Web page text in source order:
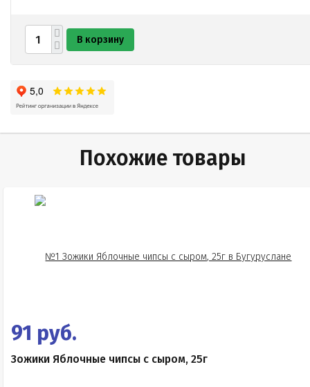
В корзину
Похожие товары
91 руб.
Зожики Яблочные чипсы с сыром, 25г